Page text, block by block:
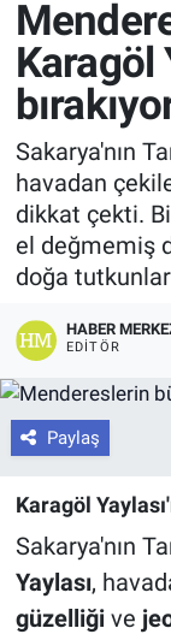
Karagöl
Sakarya'nın
havadan
dikkat çekti.
el değmemiş
doğa
HABER
EDITÖR
Paylaş
Karagöl
Sakarya'nın
Yaylası,
güzelliğive